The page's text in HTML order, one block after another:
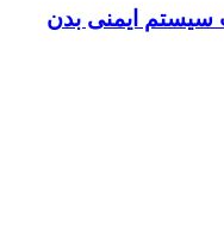
سیستم ایمنی بدن